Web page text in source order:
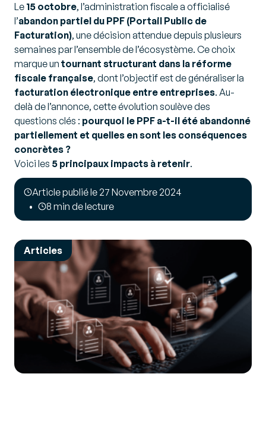
Le 15 octobre, l’administration fiscale a officialisé
l’abandon partiel du PPF (Portail Public de
Facturation), une décision attendue depuis plusieurs
semaines par l’ensemble de l’écosystème. Ce choix
marque un tournant structurant dans la réforme
fiscale française, dont l’objectif est de généraliser la
facturation électronique entre entreprises. Au-
delà de l’annonce, cette évolution soulève des
questions clés : pourquoi le PPF a-t-il été abandonné
partiellement et quelles en sont les conséquences
concrètes ?
Voici les 5 principaux impacts à retenir.
Article publié le 27 Novembre 2024
8 min de lecture
Articles